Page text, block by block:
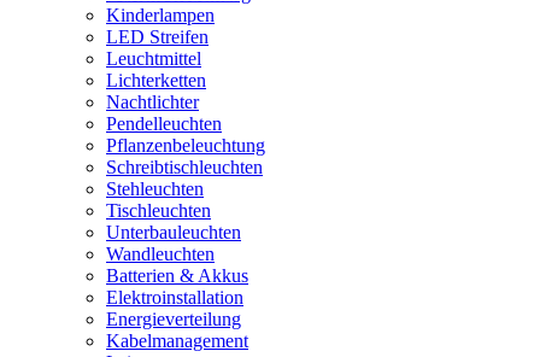
Kinderlampen
LED Streifen
Leuchtmittel
Lichterketten
Nachtlichter
Pendelleuchten
Pflanzenbeleuchtung
Schreibtischleuchten
Stehleuchten
Tischleuchten
Unterbauleuchten
Wandleuchten
Batterien & Akkus
Elektroinstallation
Energieverteilung
Kabelmanagement